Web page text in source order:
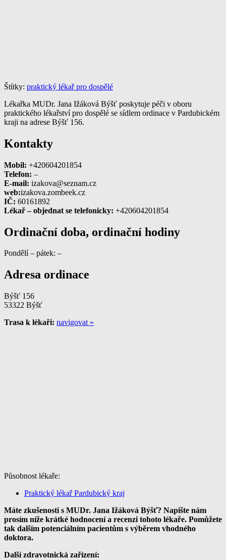
Štítky: praktický lékař pro dospělé
Lékařka MUDr. Jana Ižáková Býšť poskytuje péči v oboru
praktického lékařství pro dospělé se sídlem ordinace v Pardubickém
kraji na adrese Býšť 156.
Kontakty
Mobil: +420604201854
Telefon: –
E-mail: izakova@seznam.cz
web:izakova.zombeek.cz
IČ: 60161892
Lékař – objednat se telefonicky: +420604201854
Ordinační doba, ordinační hodiny
Pondělí – pátek: –
Adresa ordinace
Býšť 156
53322 Býšť
Trasa k lékaři: navigovat »
Působnost lékaře:
Praktický lékař Pardubický kraj
Máte zkušenosti s MUDr. Jana Ižáková Býšť? Napište nám
prosím níže krátké hodnocení a recenzi tohoto lékaře. Pomůžete
tak dalším potenciálním pacientům s výběrem vhodného
doktora.
Další zdravotnická zařízení: